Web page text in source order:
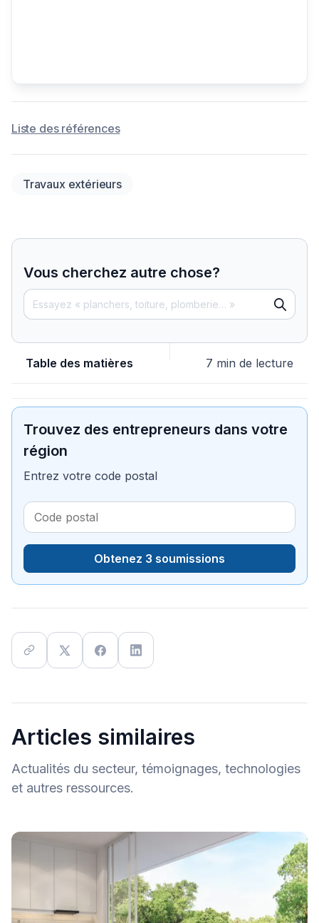
Liste des références
Travaux extérieurs
Vous cherchez autre chose?
Table des matières 7 min de lecture
Trouvez des entrepreneurs dans votre
région
Entrez votre code postal
Obtenez 3 soumissions
Articles similaires
Actualités du secteur, témoignages, technologies
et autres ressources.